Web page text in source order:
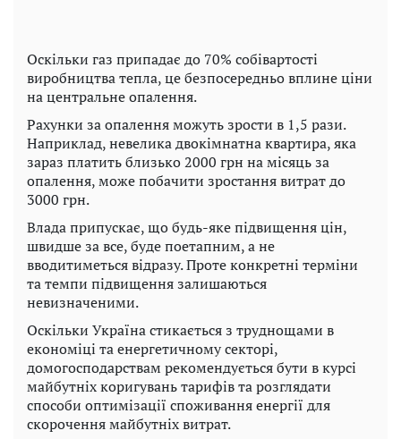
Оскільки газ припадає до 70% собівартості
виробництва тепла, це безпосередньо вплине ціни
на центральне опалення.
Рахунки за опалення можуть зрости в 1,5 рази.
Наприклад, невелика двокімнатна квартира, яка
зараз платить близько 2000 грн на місяць за
опалення, може побачити зростання витрат до
3000 грн.
Влада припускає, що будь-яке підвищення цін,
швидше за все, буде поетапним, а не
вводитиметься відразу. Проте конкретні терміни
та темпи підвищення залишаються
невизначеними.
Оскільки Україна стикається з труднощами в
економіці та енергетичному секторі,
домогосподарствам рекомендується бути в курсі
майбутніх коригувань тарифів та розглядати
способи оптимізації споживання енергії для
скорочення майбутніх витрат.